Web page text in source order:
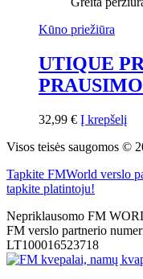
Kūno priežiūra
UTIQUE
32,99 € Į krepšelį
Visos teisės saugomos ©
Tapkite FMWorld verslo
tapkite platintoju!
Nepriklausomo FM
FM verslo partnerio
LT100016523718